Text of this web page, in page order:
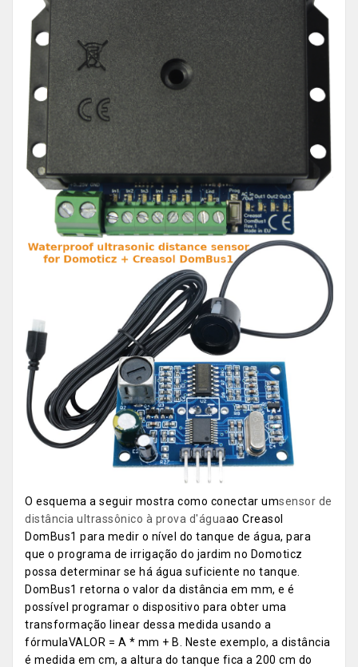
O esquema a seguir mostra como conectar umsensor de
distância ultrassônico à prova d'águaao Creasol
DomBus1 para medir o nível do tanque de água, para
que o programa de irrigação do jardim no Domoticz
possa determinar se há água suficiente no tanque.
DomBus1 retorna o valor da distância em mm, e é
possível programar o dispositivo para obter uma
transformação linear dessa medida usando a
fórmulaVALOR = A * mm + B. Neste exemplo, a distância
é medida em cm, a altura do tanque fica a 200 cm do